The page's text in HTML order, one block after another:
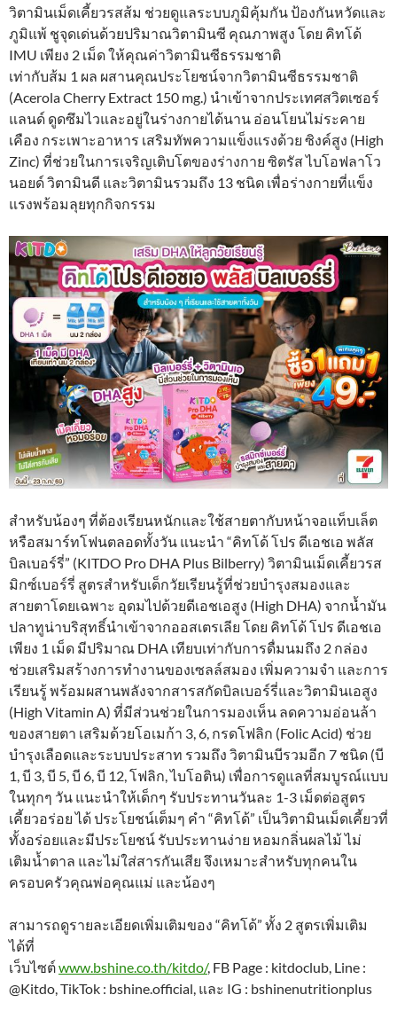
วิตามินเม็ดเคี้ยวรสส้ม ช่วยดูแลระบบภูมิคุ้มกัน ป้องกันหวัดและ
ภูมิแพ้ ชูจุดเด่นด้วยปริมาณวิตามินซี คุณภาพสูง โดย คิทโด้
IMU เพียง 2 เม็ด ให้คุณค่าวิตามินซีธรรมชาติ
เท่ากับส้ม 1 ผล ผสานคุณประโยชน์จากวิตามินซีธรรมชาติ
(Acerola Cherry Extract 150 mg.) นำเข้าจากประเทศสวิตเซอร์
แลนด์ ดูดซึมไวและอยู่ในร่างกายได้นาน อ่อนโยนไม่ระคาย
เคือง กระเพาะอาหาร เสริมทัพความแข็งแรงด้วย ซิงค์สูง (High
Zinc) ที่ช่วยในการเจริญเติบโตของร่างกาย ซิตรัส ไบโอฟลาโว
นอยด์ วิตามินดี และวิตามินรวมถึง 13 ชนิด เพื่อร่างกายที่แข็ง
แรงพร้อมลุยทุกกิจกรรม
สำหรับน้องๆ ที่ต้องเรียนหนักและใช้สายตากับหน้าจอแท็บเล็ต
หรือสมาร์ทโฟนตลอดทั้งวัน แนะนำ “คิทโด้ โปร ดีเอชเอ พลัส
บิลเบอร์รี่” (KITDO Pro DHA Plus Bilberry) วิตามินเม็ดเคี้ยวรส
มิกซ์เบอร์รี่ สูตรสำหรับเด็กวัยเรียนรู้ที่ช่วยบำรุงสมองและ
สายตาโดยเฉพาะ อุดมไปด้วยดีเอชเอสูง (High DHA) จากน้ำมัน
ปลาทูน่าบริสุทธิ์นำเข้าจากออสเตรเลีย โดย คิทโด้ โปร ดีเอชเอ
เพียง 1 เม็ด มีปริมาณ DHA เทียบเท่ากับการดื่มนมถึง 2 กล่อง
ช่วยเสริมสร้างการทำงานของเซลล์สมอง เพิ่มความจำ และการ
เรียนรู้ พร้อมผสานพลังจากสารสกัดบิลเบอร์รี่และวิตามินเอสูง
(High Vitamin A) ที่มีส่วนช่วยในการมองเห็น ลดความอ่อนล้า
ของสายตา เสริมด้วยโอเมก้า 3, 6, กรดโฟลิก (Folic Acid) ช่วย
บำรุงเลือดและระบบประสาท รวมถึง วิตามินบีรวมอีก 7 ชนิด (บี
1, บี 3, บี 5, บี 6, บี 12, โฟลิก, ไบโอติน) เพื่อการดูแลที่สมบูรณ์แบบ
ในทุกๆ วัน แนะนำให้เด็กๆ รับประทานวันละ 1-3 เม็ดต่อสูตร
เคี้ยวอร่อย ได้ ประโยชน์เต็มๆ คำ “คิทโด้” เป็นวิตามินเม็ดเคี้ยวที่
ทั้งอร่อยและมีประโยชน์ รับประทานง่าย หอมกลิ่นผลไม้ ไม่
เติมน้ำตาล และไม่ใส่สารกันเสีย จึงเหมาะสำหรับทุกคนใน
ครอบครัวคุณพ่อคุณแม่ และน้องๆ
สามารถดูรายละเอียดเพิ่มเติมของ “คิทโด้” ทั้ง 2 สูตรเพิ่มเติม
ได้ที่
เว็บไซต์www.bshine.co.th/kitdo/, FB Page : kitdoclub, Line :
@Kitdo, TikTok : bshine.official, และ IG : bshinenutritionplus